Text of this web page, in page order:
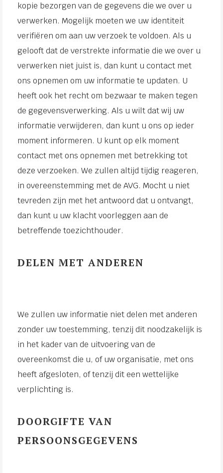
kopie bezorgen van de gegevens die we over u
verwerken. Mogelijk moeten we uw identiteit
verifiëren om aan uw verzoek te voldoen. Als u
gelooft dat de verstrekte informatie die we over u
verwerken niet juist is, dan kunt u contact met
ons opnemen om uw informatie te updaten. U
heeft ook het recht om bezwaar te maken tegen
de gegevensverwerking. Als u wilt dat wij uw
informatie verwijderen, dan kunt u ons op ieder
moment informeren. U kunt op elk moment
contact met ons opnemen met betrekking tot
deze verzoeken. We zullen altijd tijdig reageren,
in overeenstemming met de AVG. Mocht u niet
tevreden zijn met het antwoord dat u ontvangt,
dan kunt u uw klacht voorleggen aan de
betreffende toezichthouder.
DELEN MET ANDEREN
We zullen uw informatie niet delen met anderen
zonder uw toestemming, tenzij dit noodzakelijk is
in het kader van de uitvoering van de
overeenkomst die u, of uw organisatie, met ons
heeft afgesloten, of tenzij dit een wettelijke
verplichting is.
DOORGIFTE VAN
PERSOONSGEGEVENS